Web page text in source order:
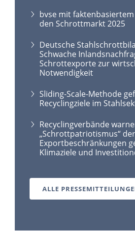
bvse mit
den Schrottmarkt 2025
Deutsche
Schwache
Schrottexporte zur
Notwendigkeit
Sliding-Scale-Methode
Recyclingziele im
Recyclingverbände
„Schrottpatriotismus“
Exportbeschränkungen
Klimaziele und
ALLE